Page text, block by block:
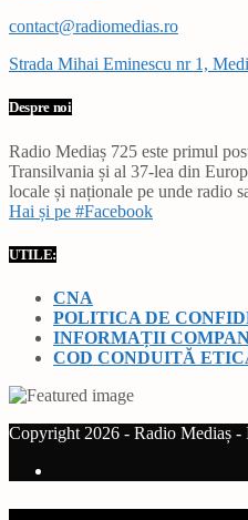
contact@radiomedias.ro
Strada Mihai Eminescu nr 1,
Despre noi
Radio Mediaș 725 este primul
Transilvania și al 37-lea din
locale și naționale pe unde radio
Hai și pe #Facebook
UTILE:
CNA
POLITICA DE
INFORMAȚII
COD CONDUITĂ
Copyright 2026 - Radio Mediaș -